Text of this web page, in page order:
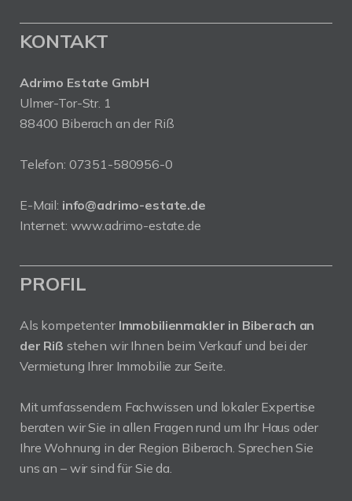
KONTAKT
Adrimo Estate GmbH
Ulmer-Tor-Str. 1
88400 Biberach an der Riß
Telefon: 07351-580956-0
E-Mail: info@adrimo-estate.de
Internet: www.adrimo-estate.de
PROFIL
Als kompetenter Immobilienmakler in Biberach an
der Riß stehen wir Ihnen beim Verkauf und bei der
Vermietung Ihrer Immobilie zur Seite.
Mit umfassendem Fachwissen und lokaler Expertise
beraten wir Sie in allen Fragen rund um Ihr Haus oder
Ihre Wohnung in der Region Biberach. Sprechen Sie
uns an – wir sind für Sie da.